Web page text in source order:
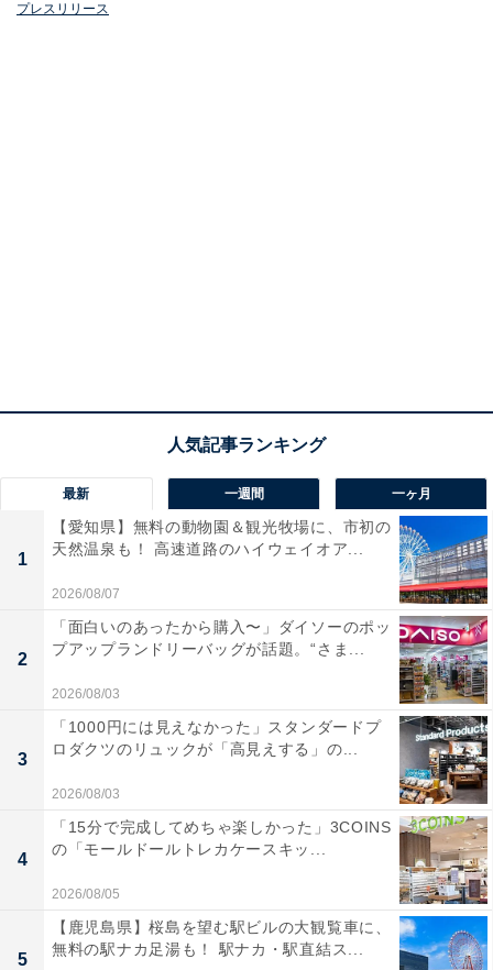
プレスリリース
最新 一週間 一ヶ月
1
【愛知県】無料の動物園＆観光牧場に、市初の
天然温泉も！ 高速道路のハイウェイオア...
2026/08/07
2
「面白いのあったから購入〜」ダイソーのポッ
プアップランドリーバッグが話題。“さま...
2026/08/03
3
「1000円には見えなかった」スタンダードプ
ロダクツのリュックが「高見えする」の...
2026/08/03
4
「15分で完成してめちゃ楽しかった」3COINS
の「モールドールトレカケースキッ...
2026/08/05
5
【鹿児島県】桜島を望む駅ビルの大観覧車に、
無料の駅ナカ足湯も！ 駅ナカ・駅直結ス...